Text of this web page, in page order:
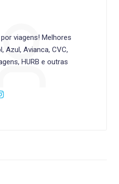
viagens! Melhores
Azul, Avianca, CVC,
HURB e outras